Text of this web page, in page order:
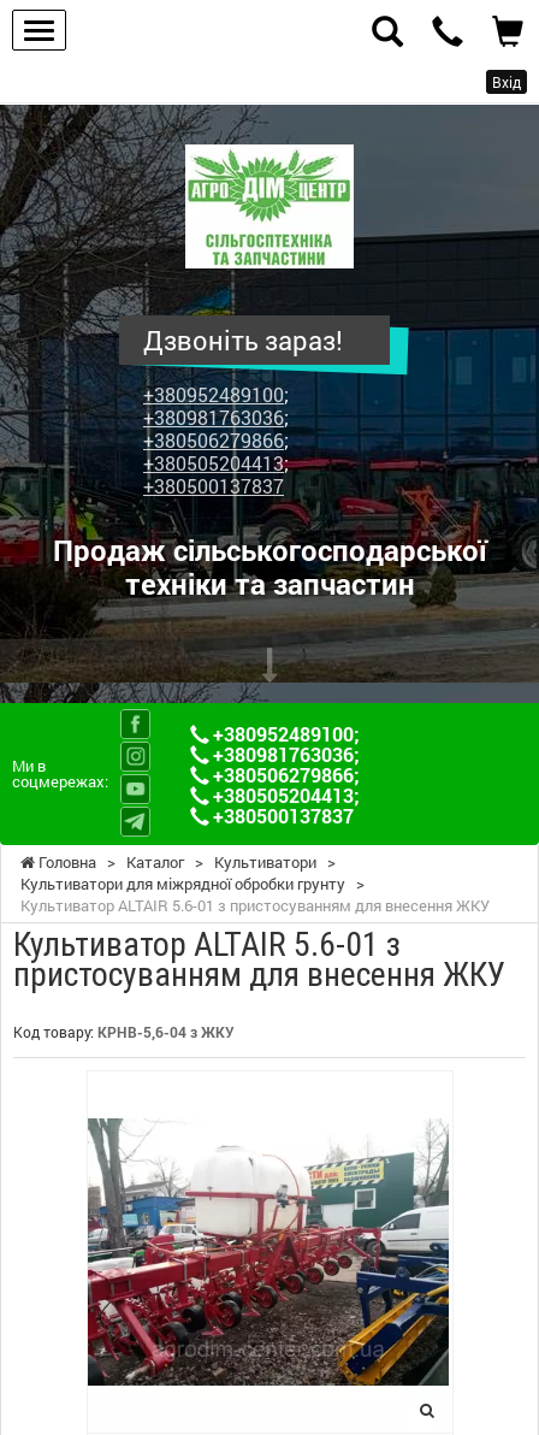
Вхід
ПП
"Агродім-
центр"
-
продаж
сільськогосподарської
техніки
та
запчастин
Дзвоніть зараз!
+380952489100;
+380981763036;
+380506279866;
+380505204413;
+380500137837
Продаж сільськогосподарської
техніки та запчастин
Ми в
соцмережах:
+380952489100;
+380981763036;
+380506279866;
+380505204413;
+380500137837
Головна > Каталог > Культиватори >
Культиватори для міжрядної обробки грунту >
Культиватор ALTAIR 5.6-01 з пристосуванням для внесення ЖКУ
Культиватор ALTAIR 5.6-01 з
пристосуванням для внесення ЖКУ
Код товару: КРНВ-5,6-04 з ЖКУ